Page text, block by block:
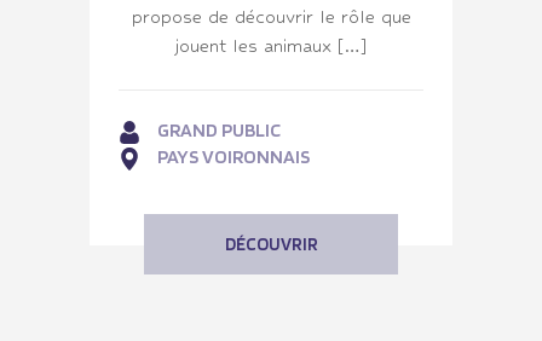
propose de découvrir le rôle que
jouent les animaux […]
GRAND PUBLIC
PAYS VOIRONNAIS
DÉCOUVRIR